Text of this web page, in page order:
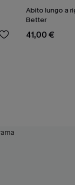
Abito lungo a
Better
41,00 €